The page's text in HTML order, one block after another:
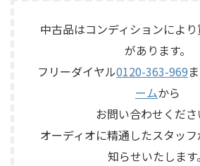
態、ユニットの状態、エッグ
シェル型エンクロージャー、角
度調整機構、スピーカー端
子、外観コンディション、保護
ネットやキャップなど付属品
の有無を確認しながら査定い
たしました。 買取商品：
ECLIPSE / イクリプス 型番：
TD510MK2 カテゴリ ...
IN/
ドアン
電源、
源コー
属品の
定いた
中古品はコンディションによ
があります。
フリーダイヤル0120-363-969
ームから
お問い合わせくださ
オーディオに精通したスタッ
知らせいたします。